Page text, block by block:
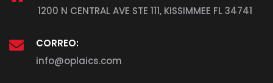
1200 N CENTRAL AVE STE 111, KISSIMMEE FL 34741
CORREO:
info@oplaics.com